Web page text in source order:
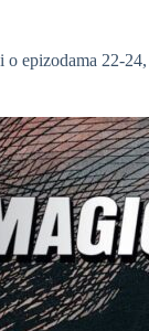
epizodama 22-